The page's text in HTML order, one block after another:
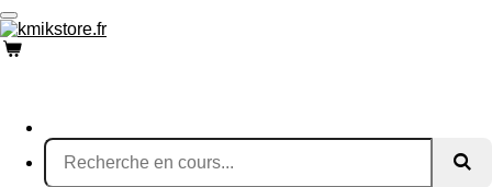
Passer
au
contenu